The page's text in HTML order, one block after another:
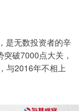
是无数投资者的辛
破7000点大关，
与2016年不相上